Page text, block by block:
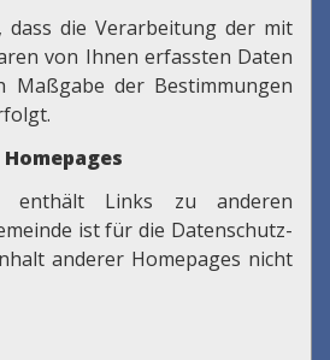
dass die Verarbeitung der mit
von Ihnen erfassten Daten
Maßgabe der Bestimmungen
enthält Links zu anderen
ist für die Datenschutz-
anderer Homepages nicht